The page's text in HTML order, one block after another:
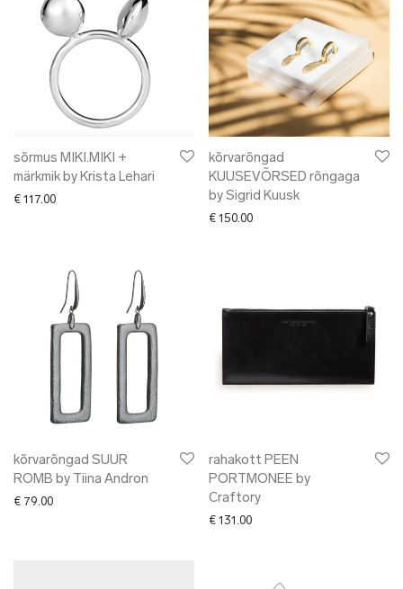
sõrmus MIKI.MIKI +
märkmik by Krista Lehari
€ 117.00
kõrvarõngad
KUUSEVÕRSED rõngaga
by Sigrid Kuusk
€ 150.00
kõrvarõngad SUUR
ROMB by Tiina Andron
€ 79.00
rahakott PEEN
PORTMONEE by
Craftory
€ 131.00